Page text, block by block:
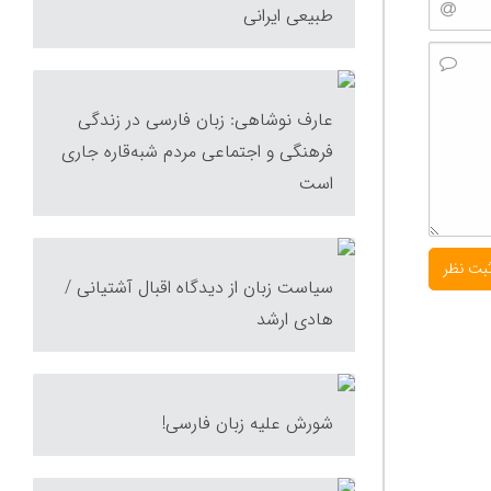
طبیعی ایرانی
عارف نوشاهی: زبان فارسی در زندگی
فرهنگی و اجتماعی مردم شبه‌‌قاره جاری
است
سیاست زبان از دیدگاه اقبال آشتیانی /
هادی ارشد
شورش علیه زبان فارسی!